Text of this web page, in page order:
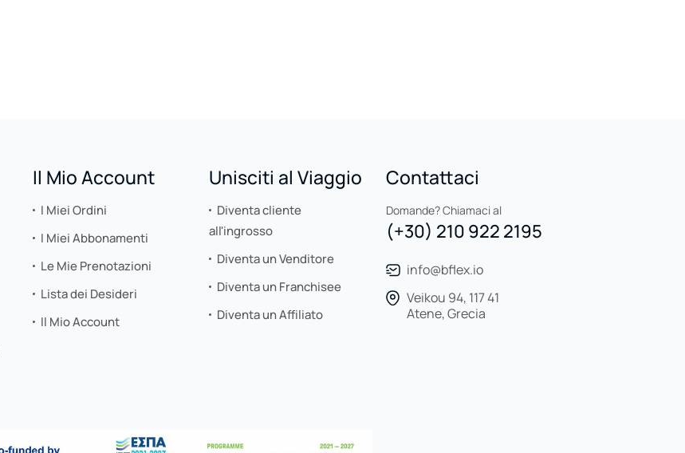
Contattaci
Domande? Chiamaci al
(+30) 210 922 2195
info@bflex.io
Veikou 94, 117 41
Atene, Grecia
Il Mio Account
I Miei Ordini
I Miei Abbonamenti
Le Mie Prenotazioni
Lista dei Desideri
Il Mio Account
Unisciti al Viaggio
Diventa cliente
all'ingrosso
Diventa un Venditore
Diventa un Franchisee
Diventa un Affiliato